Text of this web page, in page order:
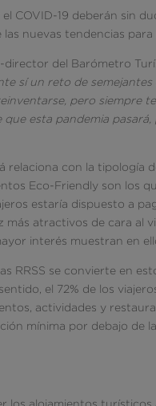
COVID-19 deberán sin
nuevas tendencias
director del Barómetro
sí un reto de
pero siempre
esta pandemia
relaciona con la tipología
Eco-Friendly son los
estaría dispuesto a
atractivos de cara al
interés muestran en
RRSS se convierte en
el 72% de los
actividades y
mínima por debajo de
los alojamientos turísticos